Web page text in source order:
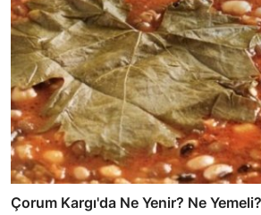
Çorum Kargı'da Ne Yenir? Ne